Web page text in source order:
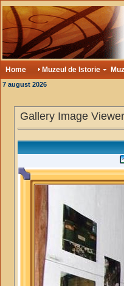
Home Muzeul de Istorie
7 august 2026
Gallery Image Viewer